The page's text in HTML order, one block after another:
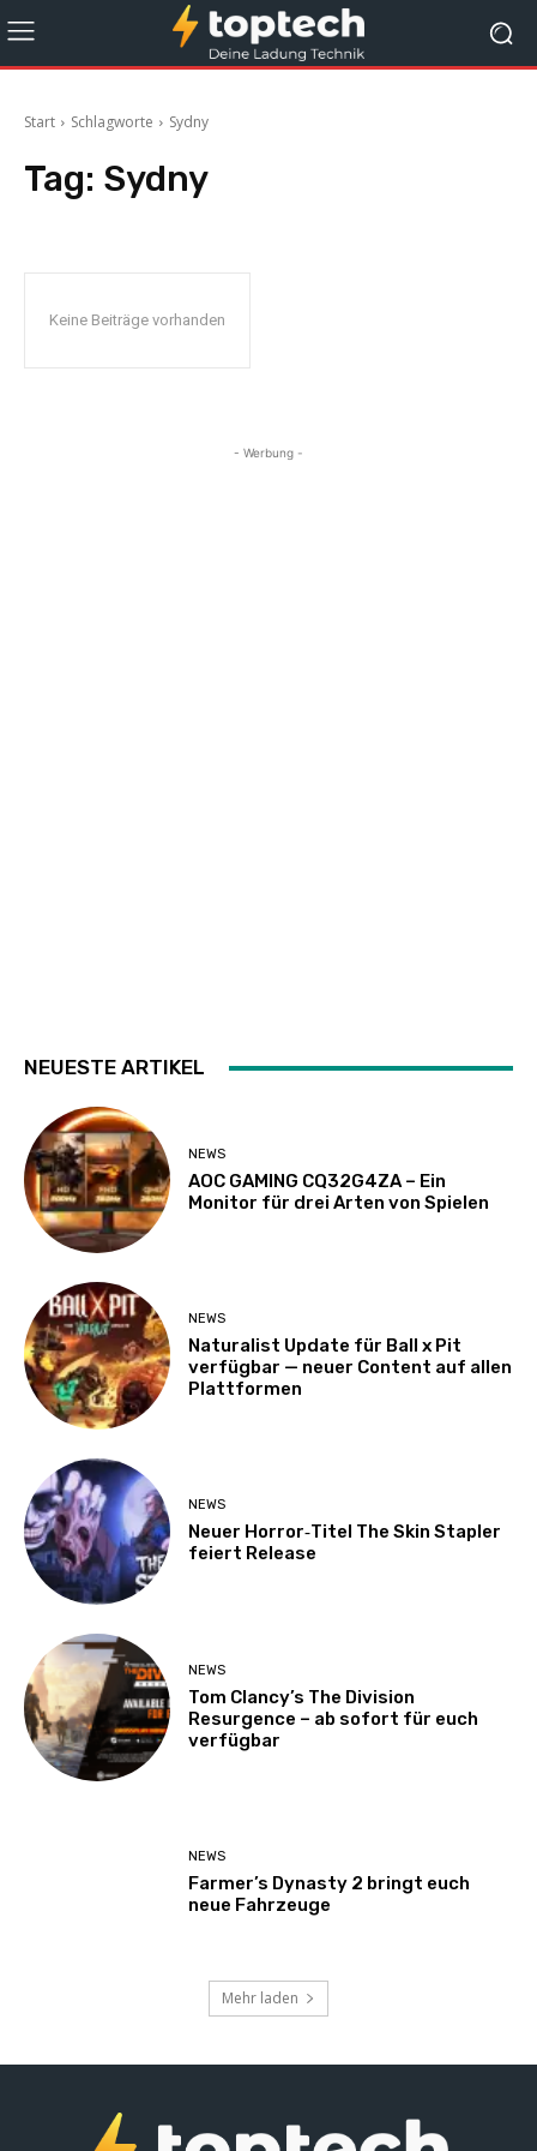
Start Schlagworte Sydny
Tag: Sydny
Keine Beiträge vorhanden
- Werbung -
NEUESTE ARTIKEL
NEWS
AOC GAMING CQ32G4ZA – Ein
Monitor für drei Arten von Spielen
NEWS
Naturalist Update für Ball x Pit
verfügbar — neuer Content auf allen
Plattformen
NEWS
Neuer Horror‑Titel The Skin Stapler
feiert Release
NEWS
Tom Clancy’s The Division
Resurgence – ab sofort für euch
verfügbar
NEWS
Farmer’s Dynasty 2 bringt euch
neue Fahrzeuge
Mehr laden